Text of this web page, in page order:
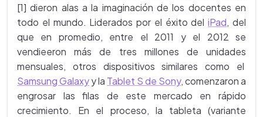
[1] dieron alas a la imaginación de los docentes en
todo el mundo. Liderados por el éxito deliPad, del
que en promedio, entre el 2011 y el 2012 se
vendieeron más de tres millones de unidades
mensuales, otros dispositivos similares como el
Samsung Galaxyy la Tablet S de Sony, comenzaron a
engrosar las filas de este mercado en rápido
crecimiento. En el proceso, la tableta (variante